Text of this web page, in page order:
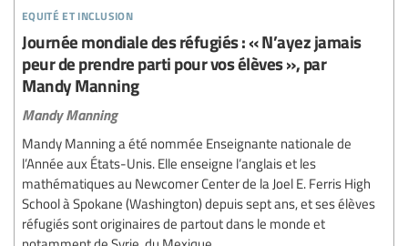
equité et inclusion
Journée mondiale des réfugiés : « N’ayez jamais
peur de prendre parti pour vos élèves », par
Mandy Manning
Mandy Manning
Mandy Manning a été nommée Enseignante nationale de
l’Année aux États-Unis. Elle enseigne l’anglais et les
mathématiques au Newcomer Center de la Joel E. Ferris High
School à Spokane (Washington) depuis sept ans, et ses élèves
réfugiés sont originaires de partout dans le monde et